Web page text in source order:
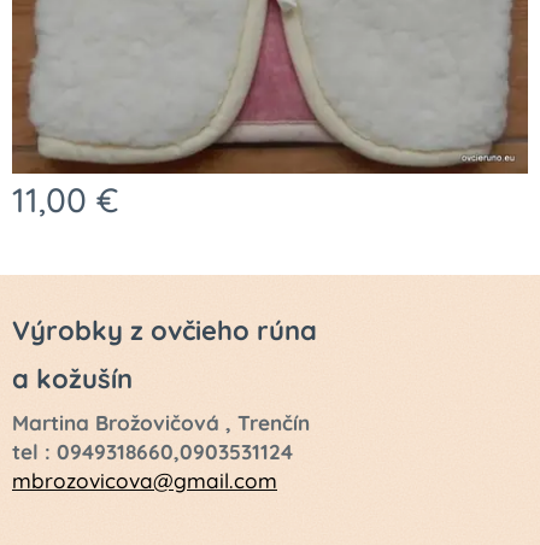
11,00 €
Výrobky z ovčieho rúna
a kožušín
Martina Brožovičová , Trenčín
tel : 0949318660,0903531124
mbrozovicova@gmail.com